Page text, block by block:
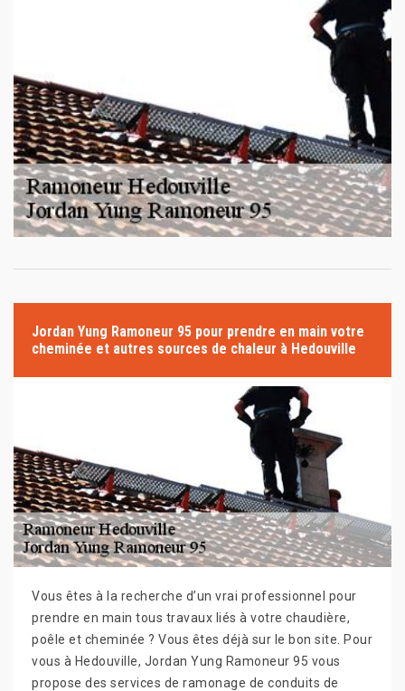
Jordan Yung Ramoneur 95 pour prendre en main votre
cheminée et autres sources de chaleur à Hedouville
Vous êtes à la recherche d’un vrai professionnel pour
prendre en main tous travaux liés à votre chaudière,
poêle et cheminée ? Vous êtes déjà sur le bon site. Pour
vous à Hedouville, Jordan Yung Ramoneur 95 vous
propose des services de ramonage de conduits de